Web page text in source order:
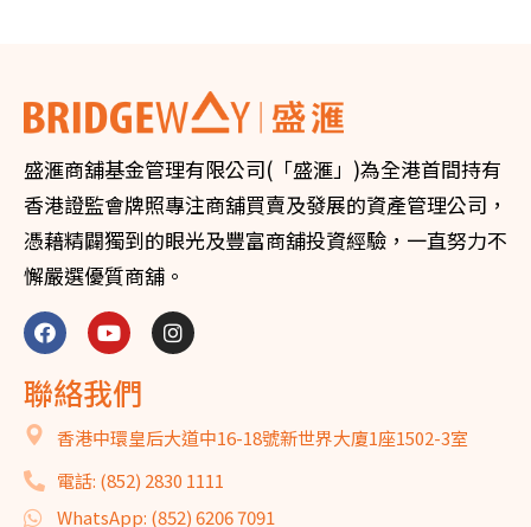
盛滙商舖基金管理有限公司(「盛滙」)為全港首間持有
香港證監會牌照專注商舖買賣及發展的資產管理公司，
憑藉精闢獨到的眼光及豐富商舖投資經驗，一直努力不
懈嚴選優質商舖。
聯絡我們
香港中環皇后大道中16-18號新世界大廈1座1502-3室
電話: (852) 2830 1111
WhatsApp: (852) 6206 7091